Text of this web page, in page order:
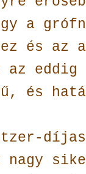
a
és
az
és
nagy